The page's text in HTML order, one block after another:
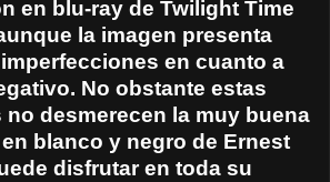
en blu-ray de Twilight Time
la imagen presenta
en cuanto a
No obstante estas
desmerecen la muy buena
blanco y negro de Ernest
disfrutar en toda su